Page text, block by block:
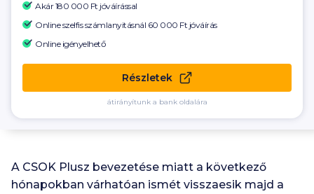
Akár180 000 Ft jóváírással
Online szelfis számlanyitásnál 60 000 Ft jóváírás
Online igényelhető
Részletek
átirányítunk a bank oldalára
A CSOK Plusz bevezetése miatt a következő
hónapokban várhatóan ismét visszaesik majd a